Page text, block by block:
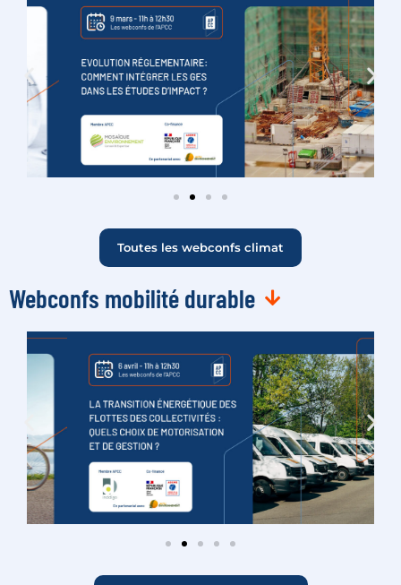
Toutes les webconfs climat
Webconfs mobilité durable